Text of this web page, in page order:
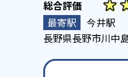
今井駅
長野県長野市川中